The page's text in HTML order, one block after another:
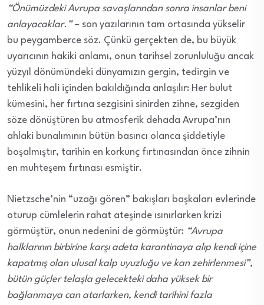
“Önümüzdeki Avrupa savaşlarından sonra insanlar beni
anlayacaklar.”– son yazılarının tam ortasında yükselir
bu peygamberce söz. Çünkü gerçekten de, bu büyük
uyarıcının hakiki anlamı, onun tarihsel zorunluluğu ancak
yüzyıl dönümündeki dünyamızın gergin, tedirgin ve
tehlikeli hali içinden bakıldığında anlaşılır: Her bulut
kümesini, her fırtına sezgisini sinirden zihne, sezgiden
söze dönüştüren bu atmosferik dehada Avrupa’nın
ahlaki bunalımının bütün basıncı olanca şiddetiyle
boşalmıştır, tarihin en korkunç fırtınasından önce zihnin
en muhteşem fırtınası esmiştir.
Nietzsche’nin “uzağı gören” bakışları başkaları evlerinde
oturup cümlelerin rahat ateşinde ısınırlarken krizi
görmüştür, onun nedenini de görmüştür: “Avrupa
halklarının birbirine karşı adeta karantinaya alıp kendi içine
kapatmış olan ulusal kalp uyuzluğu ve kan zehirlenmesi”,
bütün güçler telaşla gelecekteki daha yüksek bir
bağlanmaya can atarlarken, kendi tarihini fazla